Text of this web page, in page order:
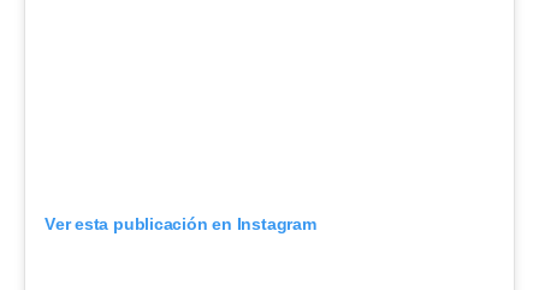
Ver esta publicación en Instagram